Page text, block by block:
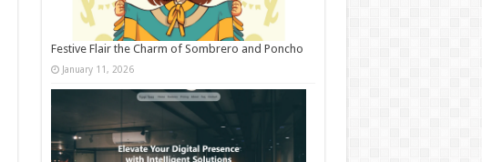
Festive Flair the Charm of Sombrero and Poncho
January 11, 2026